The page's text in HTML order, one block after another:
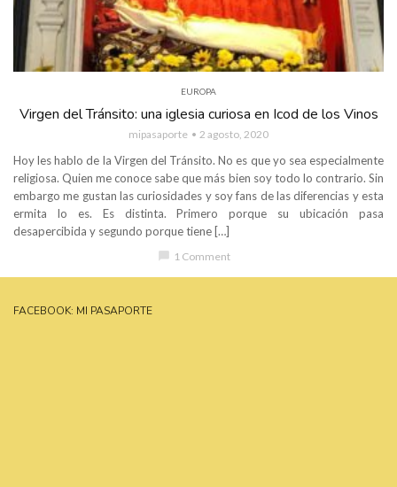
EUROPA
Virgen del Tránsito: una iglesia curiosa en Icod de los Vinos
mipasaporte 2 agosto, 2020
Hoy les hablo de la Virgen del Tránsito. No es que yo sea especialmente
religiosa. Quien me conoce sabe que más bien soy todo lo contrario. Sin
embargo me gustan las curiosidades y soy fans de las diferencias y esta
ermita lo es. Es distinta. Primero porque su ubicación pasa
desapercibida y segundo porque tiene […]
chat_bubble 1 Comment
FACEBOOK: MI PASAPORTE